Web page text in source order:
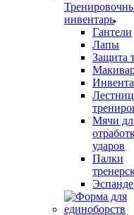
инвентарь
Гантели
Лапы
Защита
Мячи
ударов
Палки